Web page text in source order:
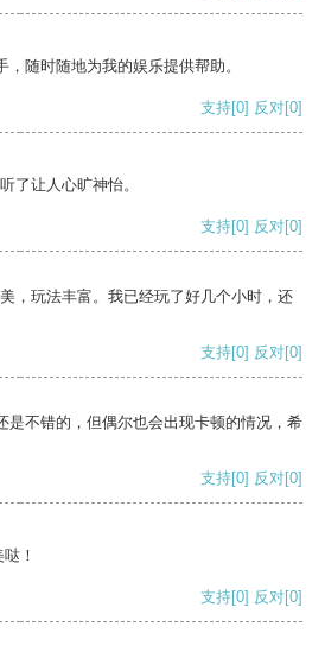
随时随地为我的娱乐提供帮助。
支持[0] 反对[0]
了让人心旷神怡。
支持[0] 反对[0]
，玩法丰富。我已经玩了好几个小时，还
支持[0] 反对[0]
是不错的，但偶尔也会出现卡顿的情况，希
支持[0] 反对[0]
！
支持[0] 反对[0]